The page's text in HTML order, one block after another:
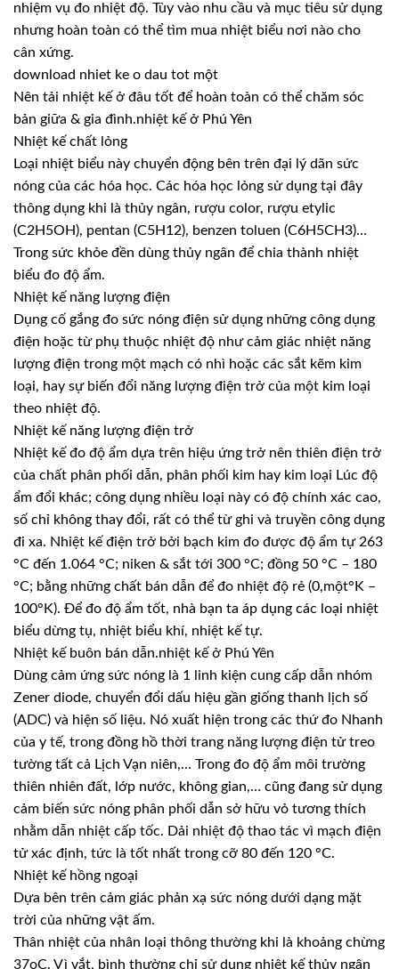
nhiệm vụ đo nhiệt độ. Tùy vào nhu cầu và mục tiêu sử dụng
nhưng hoàn toàn có thể tìm mua nhiệt biểu nơi nào cho
cân xứng.
download nhiet ke o dau tot một
Nên tải nhiệt kế ở đâu tốt để hoàn toàn có thể chăm sóc
bản giữa & gia đình.nhiệt kế ở Phú Yên
Nhiệt kế chất lỏng
Loại nhiệt biểu này chuyển động bên trên đại lý dãn sức
nóng của các hóa học. Các hóa học lỏng sử dụng tại đây
thông dụng khi là thủy ngân, rượu color, rượu etylic
(C2H5OH), pentan (C5H12), benzen toluen (C6H5CH3)…
Trong sức khỏe đền dùng thủy ngân để chia thành nhiệt
biểu đo độ ẩm.
Nhiệt kế năng lượng điện
Dụng cố gắng đo sức nóng điện sử dụng những công dụng
điện hoặc từ phụ thuộc nhiệt độ như cảm giác nhiệt năng
lượng điện trong một mạch có nhì hoặc các sắt kẽm kim
loại, hay sự biến đổi năng lượng điện trở của một kim loại
theo nhiệt độ.
Nhiệt kế năng lượng điện trở
Nhiệt kế đo độ ẩm dựa trên hiệu ứng trở nên thiên điện trở
của chất phân phối dẫn, phân phối kim hay kim loại Lúc độ
ẩm đổi khác; công dụng nhiều loại này có độ chính xác cao,
số chỉ không thay đổi, rất có thể từ ghi và truyền công dụng
đi xa. Nhiệt kế điện trở bởi bạch kim đo được độ ẩm tự 263
°C đến 1.064 °C; niken & sắt tới 300 °C; đồng 50 °C – 180
°C; bằng những chất bán dẫn để đo nhiệt độ rẻ (0,một°K –
100°K). Để đo độ ẩm tốt, nhà bạn ta áp dụng các loại nhiệt
biểu dừng tụ, nhiệt biểu khí, nhiệt kế tự.
Nhiệt kế buôn bán dẫn.nhiệt kế ở Phú Yên
Dùng cảm ứng sức nóng là 1 linh kiện cung cấp dẫn nhóm
Zener diode, chuyển đổi dấu hiệu gần giống thanh lịch số
(ADC) và hiện số liệu. Nó xuất hiện trong các thứ đo Nhanh
của y tế, trong đồng hồ thời trang năng lượng điện tử treo
tường tất cả Lịch Vạn niên,… Trong đo độ ẩm môi trường
thiên nhiên đất, lớp nước, không gian,… cũng đang sử dụng
cảm biến sức nóng phân phối dẫn sở hữu vỏ tương thích
nhằm dẫn nhiệt cấp tốc. Dải nhiệt độ thao tác vì mạch điện
tử xác định, tức là tốt nhất trong cỡ 80 đến 120 °C.
Nhiệt kế hồng ngoại
Dựa bên trên cảm giác phản xạ sức nóng dưới dạng mặt
trời của những vật ấm.
Thân nhiệt của nhân loại thông thường khi là khoảng chừng
37oC. Vì vắt, bình thường chỉ sử dụng nhiệt kế thủy ngân